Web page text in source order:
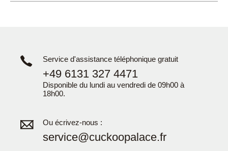
Service d'assistance téléphonique gratuit
+49 6131 327 4471
Disponible du lundi au vendredi de 09h00 à
18h00.
Ou écrivez-nous :
service@cuckoopalace.fr